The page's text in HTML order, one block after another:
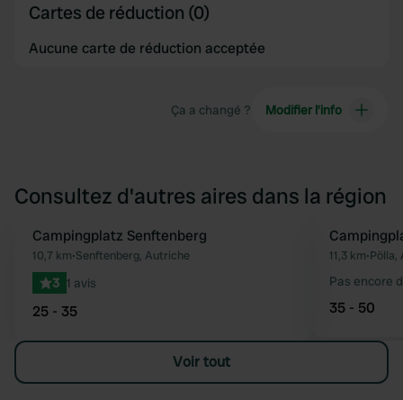
Cartes de réduction (0)
Aucune carte de réduction acceptée
Ça a changé ? Modifier l’info
Consultez d'autres aires dans la région
Préféré
Campingplatz Senftenberg
10,7 km•Senftenberg, Autriche
3 1 avis
25 - 35
11,3 km•Pölla,
Pas encore
35 - 50
Voir tout